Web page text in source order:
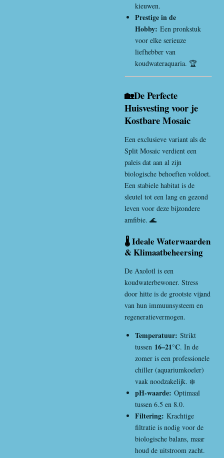
kieuwen.
Prestige in de
Hobby: Een pronkstuk
voor elke serieuze
liefhebber van
koudwateraquaria. 🏆
🏡De Perfecte
Huisvesting voor je
Kostbare Mosaic
Een exclusieve variant als de
Split Mosaic verdient een
paleis dat aan al zijn
biologische behoeften voldoet.
Een stabiele habitat is de
sleutel tot een lang en gezond
leven voor deze bijzondere
amfibie. 🌊
🌡️ Ideale Waterwaarden
& Klimaatbeheersing
De Axolotl is een
koudwaterbewoner. Stress
door hitte is de grootste vijand
van hun immuunsysteem en
regeneratievermogen.
Temperatuur: Strikt
tussen 16–21°C. In de
zomer is een professionele
chiller (aquariumkoeler)
vaak noodzakelijk. ❄️
pH-waarde: Optimaal
tussen 6.5 en 8.0.
Filtering: Krachtige
filtratie is nodig voor de
biologische balans, maar
houd de uitstroom zacht.